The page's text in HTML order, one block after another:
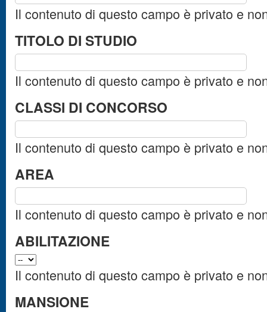
Il contenuto di questo campo è privato e
TITOLO DI STUDIO
Il contenuto di questo campo è privato e
CLASSI DI CONCORSO
Il contenuto di questo campo è privato e
AREA
Il contenuto di questo campo è privato e
ABILITAZIONE
Il contenuto di questo campo è privato e
MANSIONE